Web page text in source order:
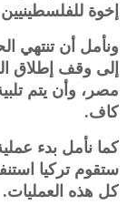
إخوة
ونأمل أن تنتهي
إلى وقف إطلاق
مصر، وأن ‏يتم
كاف.‏
كما نأمل بدء
ستقوم تركيا
كل هذه ‏العمليات.‏